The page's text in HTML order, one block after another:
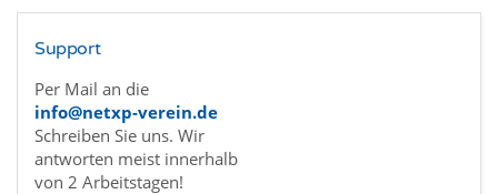
Support
Per Mail an die
info@netxp-verein.de
Schreiben Sie uns. Wir
antworten meist innerhalb
von 2 Arbeitstagen!